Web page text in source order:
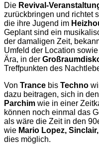
Die Revival-
zurückbringen und richtet
die ihre Jugend im
Geplant sind ein
der damaligen Zeit,
Umfeld der Location
Ära, in der
Treffpunkten des
Von Trance bis Techno
dazu beitragen, sich in
Parchim wie in einer
können noch einmal das
als wäre die Zeit in den
wie Mario Lopez,
dies möglich.